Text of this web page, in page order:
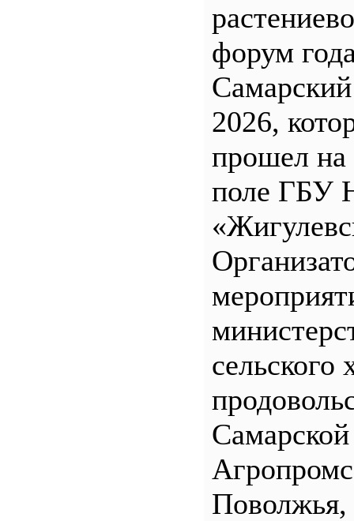
форум
2026,
прошел
поле ГБУ
сельского
Поволжья,